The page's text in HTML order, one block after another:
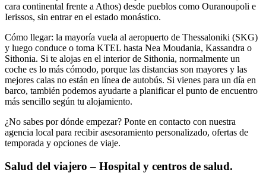
cara continental frente a Athos) desde pueblos como Ouranoupoli e
Ierissos, sin entrar en el estado monástico.
Cómo llegar: la mayoría vuela al aeropuerto de Thessaloniki (SKG)
y luego conduce o toma KTEL hasta Nea Moudania, Kassandra o
Sithonia. Si te alojas en el interior de Sithonia, normalmente un
coche es lo más cómodo, porque las distancias son mayores y las
mejores calas no están en línea de autobús. Si vienes para un día en
barco, también podemos ayudarte a planificar el punto de encuentro
más sencillo según tu alojamiento.
¿No sabes por dónde empezar? Ponte en contacto con nuestra
agencia local para recibir asesoramiento personalizado, ofertas de
temporada y opciones de viaje.
Salud del viajero – Hospital y centros de salud.